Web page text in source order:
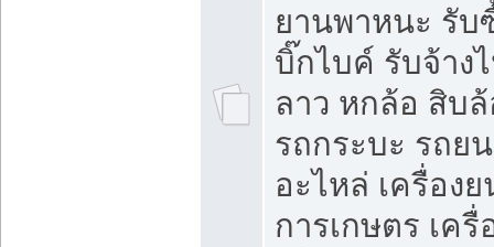
ยานพาหนะ รับ
บิ๊กไบค์ รับจ้าง
ลาว หกล้อ สิบ
รถกระบะ รถย
อะไหล่ เครื่อง
การเกษตร เครื่